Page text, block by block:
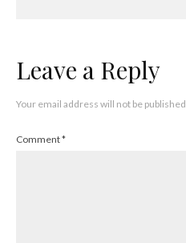
Leave a Reply
Your email address will not be published.
Comment*